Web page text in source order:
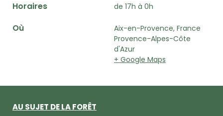
Horaires de 17h à 0h
Où
Aix-en-Provence, France
Provence-Alpes-Côte
d'Azur
+ Google Maps
AU SUJET DE LA FORÊT